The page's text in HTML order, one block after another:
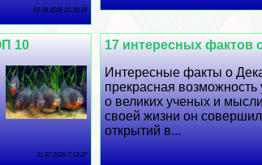
02 08 2026 21:30:18
17 интересных фактов
Интересные факты о
прекрасная возможность
о великих ученых и
своей жизни он
открытий в...
10
31 07 2026 7:13:37